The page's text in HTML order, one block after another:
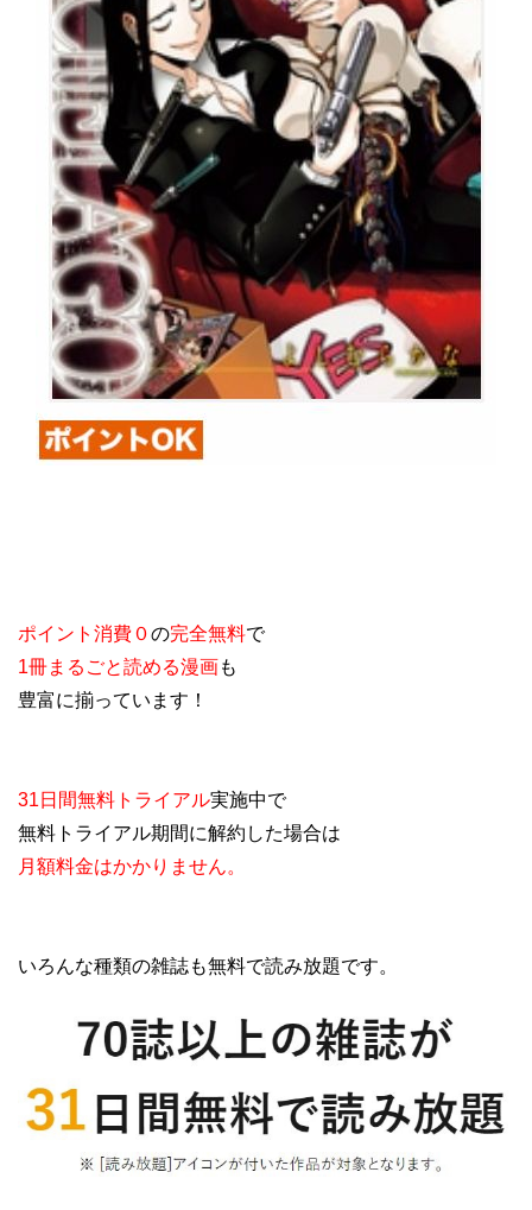
ポイント消費０の完全無料で
1冊まるごと読める漫画も
豊富に揃っています！
31日間無料トライアル実施中で
無料トライアル期間に解約した場合は
月額料金はかかりません。
いろんな種類の雑誌も無料で読み放題です。